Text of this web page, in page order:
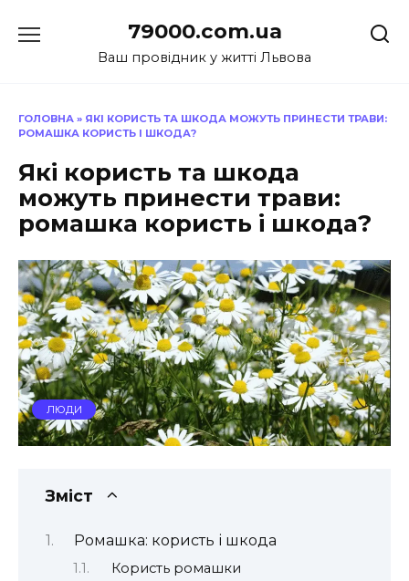
до
79000.com.ua
Ваш провідник у житті Львова
ГОЛОВНА » ЯКІ КОРИСТЬ ТА ШКОДА МОЖУТЬ ПРИНЕСТИ ТРАВИ:
РОМАШКА КОРИСТЬ І ШКОДА?
Які користь та шкода
можуть принести трави:
ромашка користь і шкода?
ЛЮДИ
Зміст
Ромашка: користь і шкода
Користь ромашки